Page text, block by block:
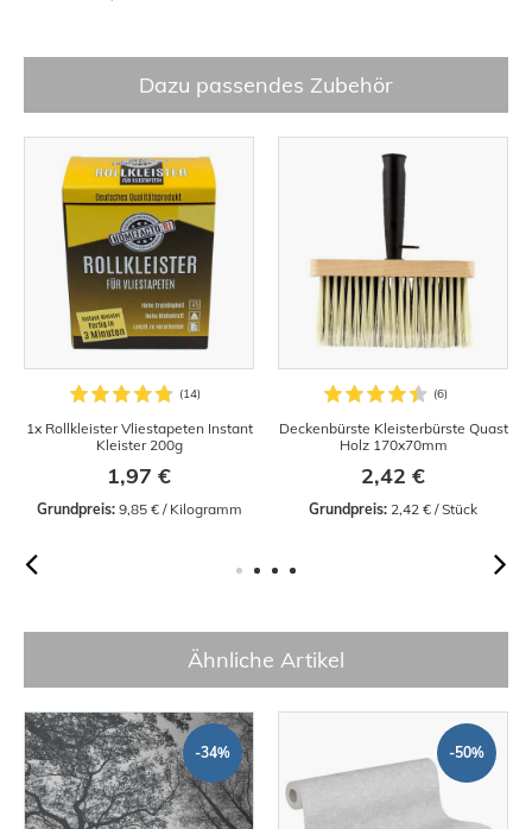
Dazu passendes Zubehör
1x Rollkleister Vliestapeten Instant
Kleister 200g
1,97 €
Grundpreis: 9,85 € / Kilogramm
Deckenbürste Kleisterbürste Quast
Holz 170x70mm
2,42 €
Grundpreis: 2,42 € / Stück
Ähnliche Artikel
-34% -50%